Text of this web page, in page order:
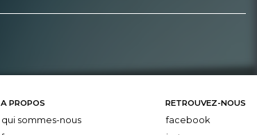
A PROPOS
qui sommes-nous
RETROUVEZ-NOUS
facebook